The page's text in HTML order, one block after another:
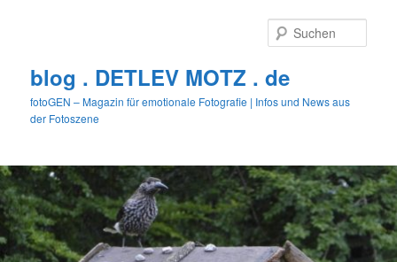
blog . DETLEV MOTZ . de
fotoGEN – Magazin für emotionale Fotografie | Infos und News aus
der Fotoszene